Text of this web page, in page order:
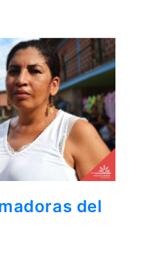
a nuestro
se puede
haciendo clic
web
mes de julio
del